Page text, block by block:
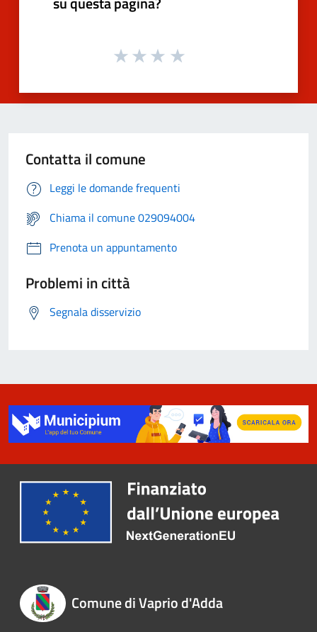
Contatta il comune
Leggi le domande frequenti
Chiama il comune 029094004
Prenota un appuntamento
Problemi in città
Segnala disservizio
Comune di Vaprio d'Adda